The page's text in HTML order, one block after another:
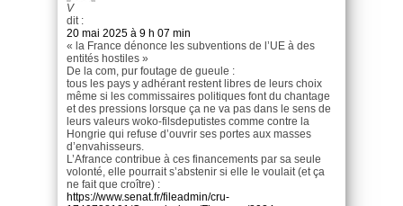
V
dit :
20 mai 2025 à 9 h 07 min
« la France dénonce les subventions de l’UE à des
entités hostiles »
De la com, pur foutage de gueule :
tous les pays y adhérant restent libres de leurs choix
même si les commissaires politiques font du chantage
et des pressions lorsque ça ne va pas dans le sens de
leurs valeurs woko-filsdeputistes comme contre la
Hongrie qui refuse d’ouvrir ses portes aux masses
d’envahisseurs.
L’Afrance contribue à ces financements par sa seule
volonté, elle pourrait s’abstenir si elle le voulait (et ça
ne fait que croître) :
https://www.senat.fr/fileadmin/cru-